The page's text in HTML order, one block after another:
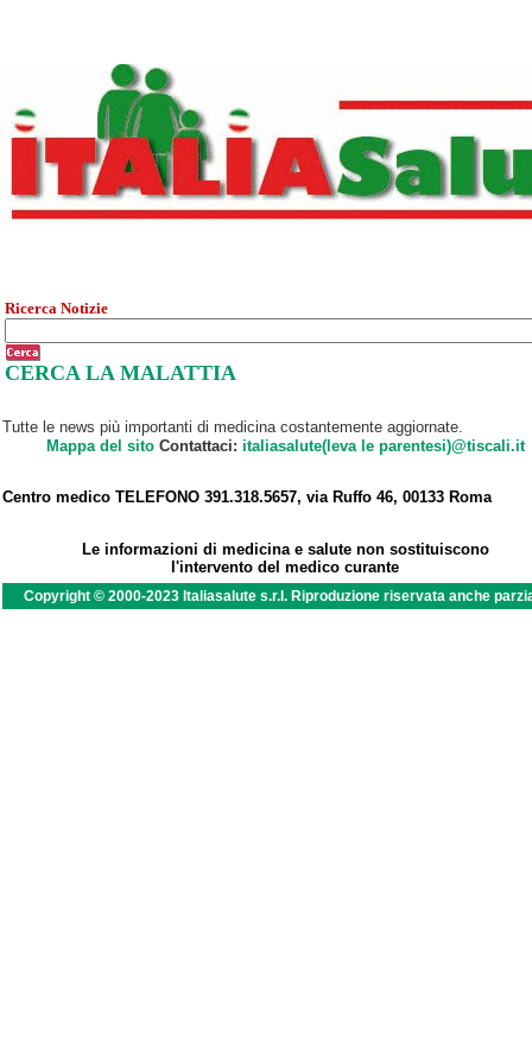
Ricerca Notizie
CERCA LA MALATTIA
Tutte le news più importanti di medicina costantemente aggiornate.
Mappa del sitoContattaci: italiasalute(leva le parentesi)@tiscali.it
Centro medico TELEFONO 391.318.5657, via Ruffo 46, 00133 Roma
Le informazioni di medicina e salute non sostituiscono
l'intervento del medico curante
Copyright © 2000-2023 Italiasalute s.r.l. Riproduzione riservata anche